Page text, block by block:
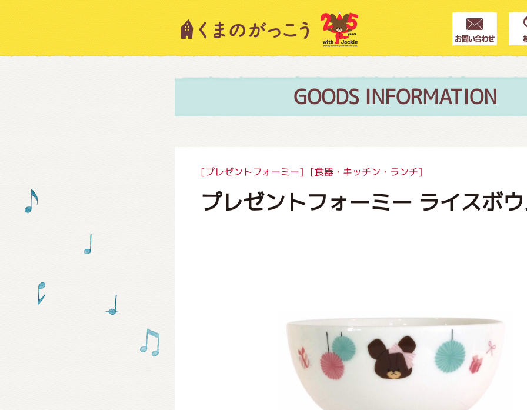
GOODS INFORMATION
[プレゼントフォーミー] [食器・キッチン・ランチ]
プレゼントフォーミー ライスボ
キャラクター紹介
絵本・作家紹介
ミュージカル・コンサート